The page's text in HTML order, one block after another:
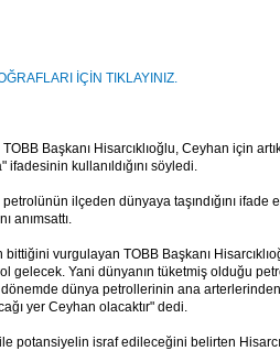
İÇİN TIKLAYINIZ.​
Başkanı Hisarcıklıoğlu, Ceyhan için
kullanıldığını söyledi.
ilçeden dünyaya taşındığını ifade
anımsattı.
vurgulayan TOBB Başkanı
gelecek. Yani dünyanın tüketmiş olduğu
dünya petrollerinin ana
yer Ceyhan olacaktır" dedi.
potansiyelin israf edileceğini belirten